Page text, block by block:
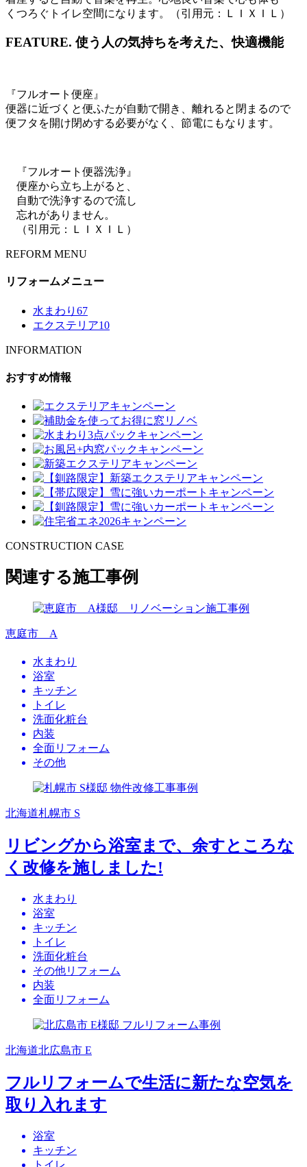
くつろぐトイレ空間になります。（引用元：ＬＩＸＩＬ）
FEATURE. 使う人の気持ちを考えた、快適機能
『フルオート便座』
便器に近づくと便ふたが自動で開き、離れると閉まるので
便フタを開け閉めする必要がなく、節電にもなります。
『フルオート便器洗浄』
便座から立ち上がると、
自動で洗浄するので流し
忘れがありません。
（引用元：ＬＩＸＩＬ）
REFORM MENU
リフォームメニュー
水まわり 67
エクステリア10
INFORMATION
おすすめ情報
CONSTRUCTION CASE
関連する施工事例
恵庭市 A
水まわり
浴室
キッチン
トイレ
洗面化粧台
内装
全面リフォーム
その他
北海道札幌市 S
リビングから浴室まで、余すところな
く改修を施しました!
水まわり
浴室
キッチン
トイレ
洗面化粧台
その他リフォーム
内装
全面リフォーム
北海道北広島市 E
フルリフォームで生活に新たな空気を
取り入れます
浴室
キッチン
トイレ